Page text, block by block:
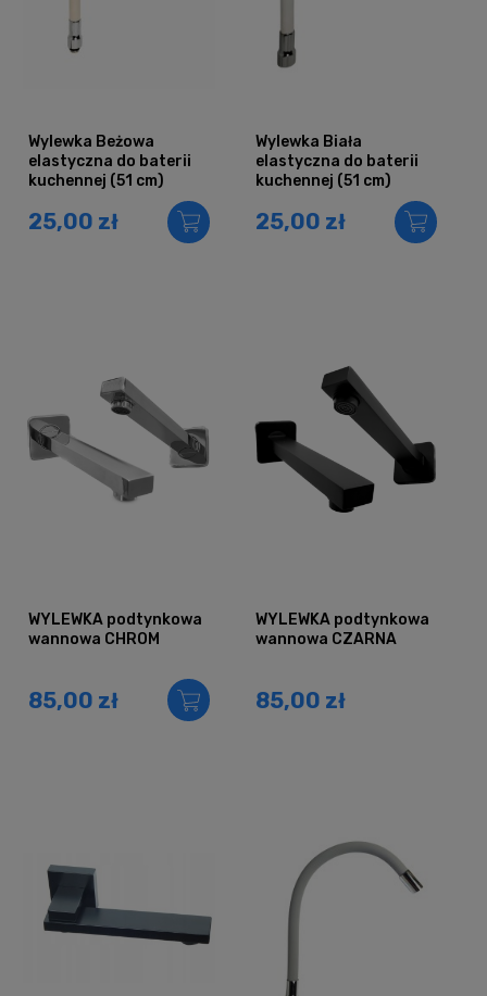
Wylewka Beżowa
elastyczna do baterii
kuchennej (51 cm)
25,00 zł
Wylewka Biała
elastyczna do baterii
kuchennej (51 cm)
25,00 zł
WYLEWKA podtynkowa
wannowa CHROM
85,00 zł
WYLEWKA podtynkowa
wannowa CZARNA
85,00 zł